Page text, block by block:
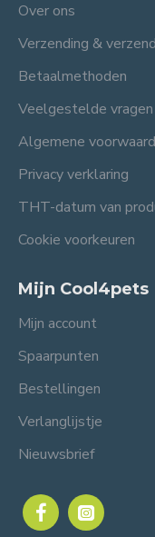
Over ons
Verzending &
Betaalmethoden
Veelgestelde vragen
Algemene
Privacy verklaring
THT-datum van
Cookie voorkeuren
Mijn Cool4pets
Mijn account
Spaarpunten
Bestellingen
Verlanglijstje
Nieuwsbrief